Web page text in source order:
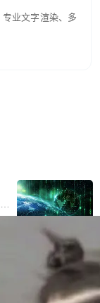
业文字渲染、多